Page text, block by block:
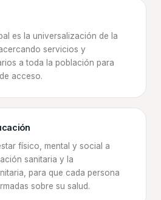
es la universalización de la
servicios y
a toda la población para
acceso.
físico, mental y social a
sanitaria y la
para que cada persona
sobre su salud.